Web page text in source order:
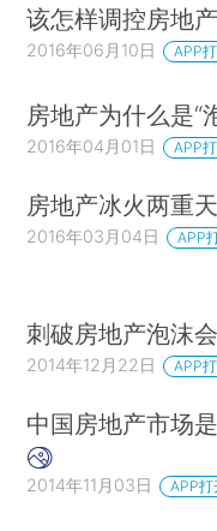
该怎样调控房地
2016年06月10日 APP
房地产为什么是“
2016年04月01日 APP
房地产冰火两重天
2016年03月04日 APP
刺破房地产泡沫
2014年12月22日 APP
中国房地产市场
2014年11月03日 APP打